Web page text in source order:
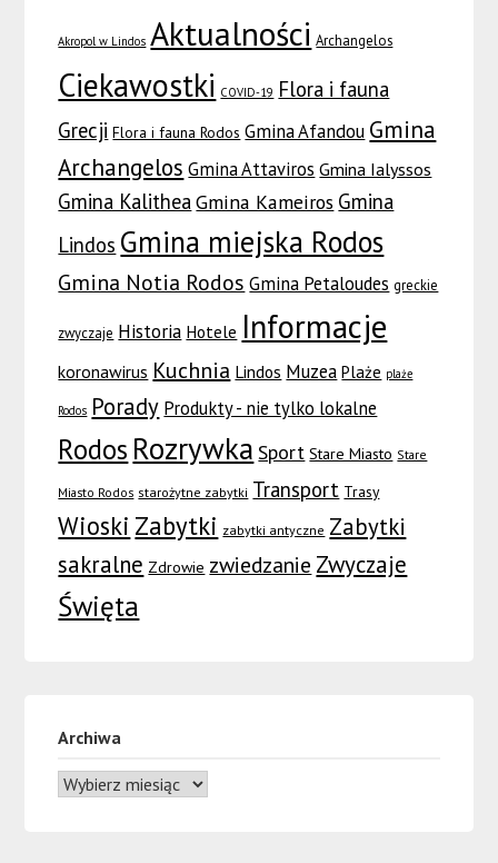
Akropol w Lindos Aktualności Archangelos
Ciekawostki COVID-19 Flora i fauna
Grecji Flora i fauna Rodos Gmina Afandou Gmina
Archangelos Gmina Attaviros Gmina Ialyssos
Gmina KalitheaGmina Kameiros Gmina
Lindos Gmina miejska Rodos
Gmina Notia Rodos Gmina Petaloudes greckie
zwyczaje Historia Hotele Informacje
koronawirus Kuchnia Lindos Muzea Plaże plaże
Rodos Porady Produkty - nie tylko lokalne
Rodos Rozrywka Sport Stare Miasto Stare
Miasto Rodos starożytne zabytki Transport Trasy
Wioski Zabytki zabytki antyczne Zabytki
sakralne Zdrowie zwiedzanie Zwyczaje
Święta
Archiwa